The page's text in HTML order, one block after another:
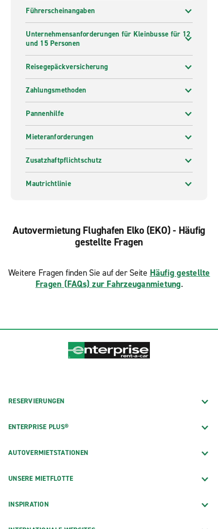
Führerscheinangaben
Unternehmensanforderungen für Kleinbusse für 12
und 15 Personen
Reisegepäckversicherung
Zahlungsmethoden
Pannenhilfe
Mieteranforderungen
Zusatzhaftpflichtschutz
Mautrichtlinie
Autovermietung Flughafen Elko (EKO) - Häufig
gestellte Fragen
Weitere Fragen finden Sie auf der Seite Häufig gestellte
Fragen (FAQs) zur Fahrzeuganmietung.
RESERVIERUNGEN
ENTERPRISE PLUS®
AUTOVERMIETSTATIONEN
UNSERE MIETFLOTTE
INSPIRATION